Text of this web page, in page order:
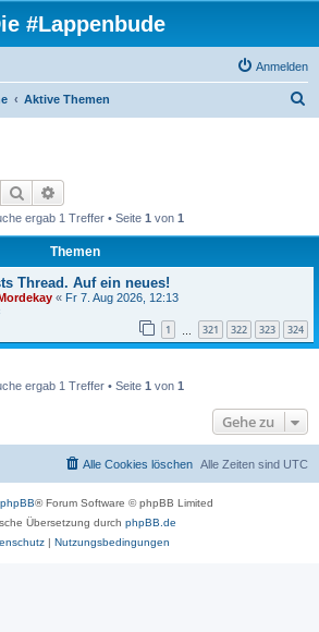
#Lappenbude
Anmelden
Aktive Themen
Suche
ergab 1 Treffer • Seite 1 von 1
Themen
Thread. Auf ein neues!
« Fr 7. Aug 2026, 12:13
1 321 322 323 324
ergab 1 Treffer • Seite 1 von 1
Gehe zu
Alle Zeiten sind UTC
Alle Cookies löschen
phpBB® Forum Software © phpBB Limited
Übersetzung durch phpBB.de
| Nutzungsbedingungen